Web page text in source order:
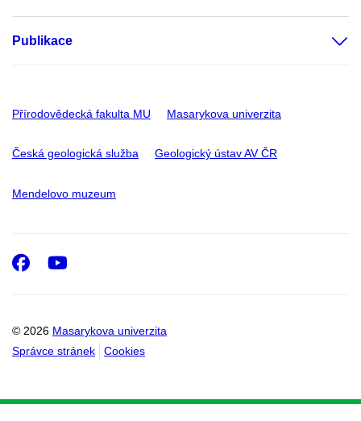
Publikace
Přírodovědecká fakulta MU Masarykova univerzita
Česká geologická služba Geologický ústav AV ČR
Mendelovo muzeum
© 2026 Masarykova univerzita
Správce stránek
Cookies
Facebook